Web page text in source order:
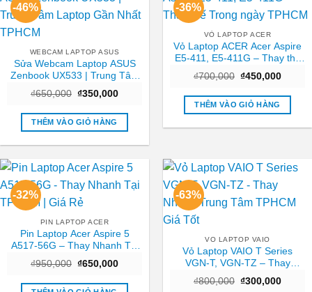
-46%
WEBCAM LAPTOP ASUS
Sửa Webcam Laptop ASUS
Zenbook UX533 | Trung Tâm
₫650,000 Giá
là:
₫650,000.
₫350,000Giá
tại
₫350,000.
THÊM VÀO GIỎ HÀNG
-36%
VỎ LAPTOP ACER
Vỏ Laptop ACER Acer Aspire
E5-411, E5-411G – Thay thế
₫700,000 Giá
là:
₫700,000.
₫450,000Giá
tại
THÊM VÀO GIỎ HÀNG
-32%
PIN LAPTOP ACER
Pin Laptop Acer Aspire 5
A517-56G – Thay Nhanh Tại
₫950,000 Giá
là:
₫650,000Giá
tại
-63%
VO LAPTOP VAIO
Vỏ Laptop VAIO T Series
VGN-T, VGN-TZ – Thay
Giá Tốt
₫800,000 Giá
₫300,000Giá